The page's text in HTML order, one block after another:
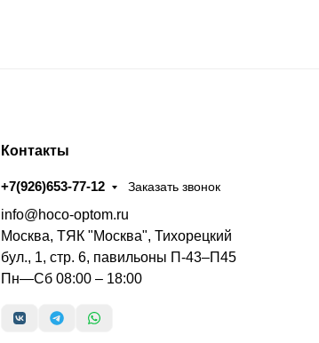
Контакты
+7(926)653-77-12 Заказать звонок
info@hoco-optom.ru
Москва, ТЯК "Москва", Тихорецкий
бул., 1, стр. 6, павильоны П-43–П45
Пн—Сб 08:00 – 18:00